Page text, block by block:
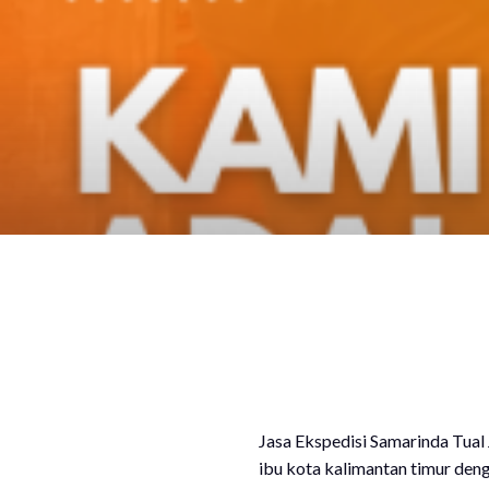
Jasa Ekspedisi Samarinda
ibu kota kalimantan timur